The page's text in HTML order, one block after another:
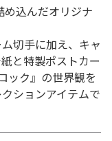
込んだオリジナ
切手に加え、キャ
と特製ポストカー
ック』の世界観を
ションアイテムで